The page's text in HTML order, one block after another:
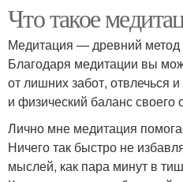
Что такое
Медитация — древний метод
Благодаря медитации вы
от лишних забот, отвлечься
и физический баланс своего
Лично мне медитация
Ничего так быстро не
мыслей, как пара минут в